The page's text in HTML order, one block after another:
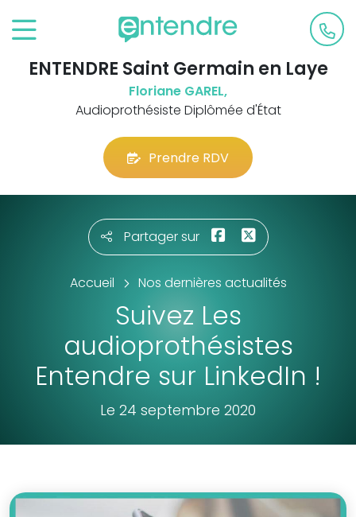
ENTENDRE Saint Germain en Laye
Floriane GAREL,
Audioprothésiste Diplômée d'État
Prendre RDV
Partager sur
Accueil Nos dernières actualités
Suivez Les
audioprothésistes
Entendre sur LinkedIn !
Le 24 septembre 2020